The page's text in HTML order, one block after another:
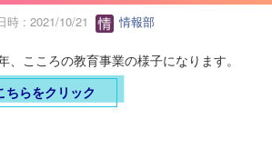
時 : 2021/10/21 情報部
、こころの教育事業の様子になります。
ちらをクリック